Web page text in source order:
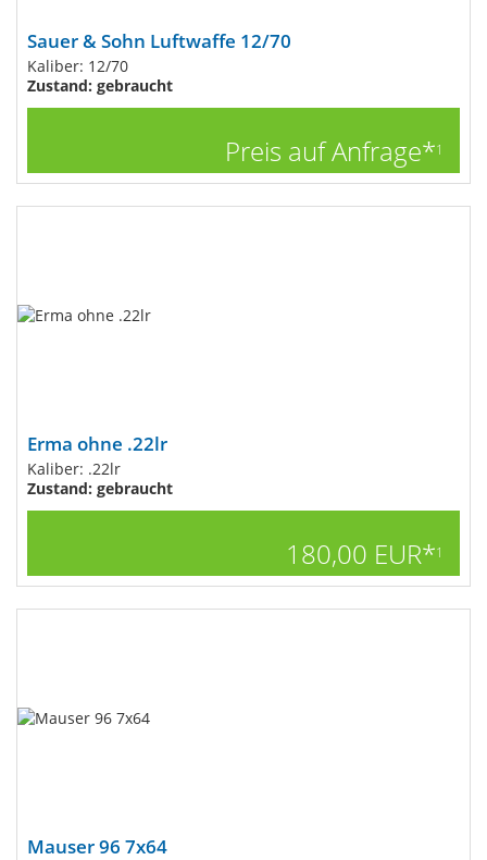
Sauer & Sohn Luftwaffe 12/70
Kaliber: 12/70
Zustand: gebraucht
Preis auf Anfrage*1
Erma ohne .22lr
Kaliber: .22lr
Zustand: gebraucht
180,00 EUR*1
Mauser 96 7x64